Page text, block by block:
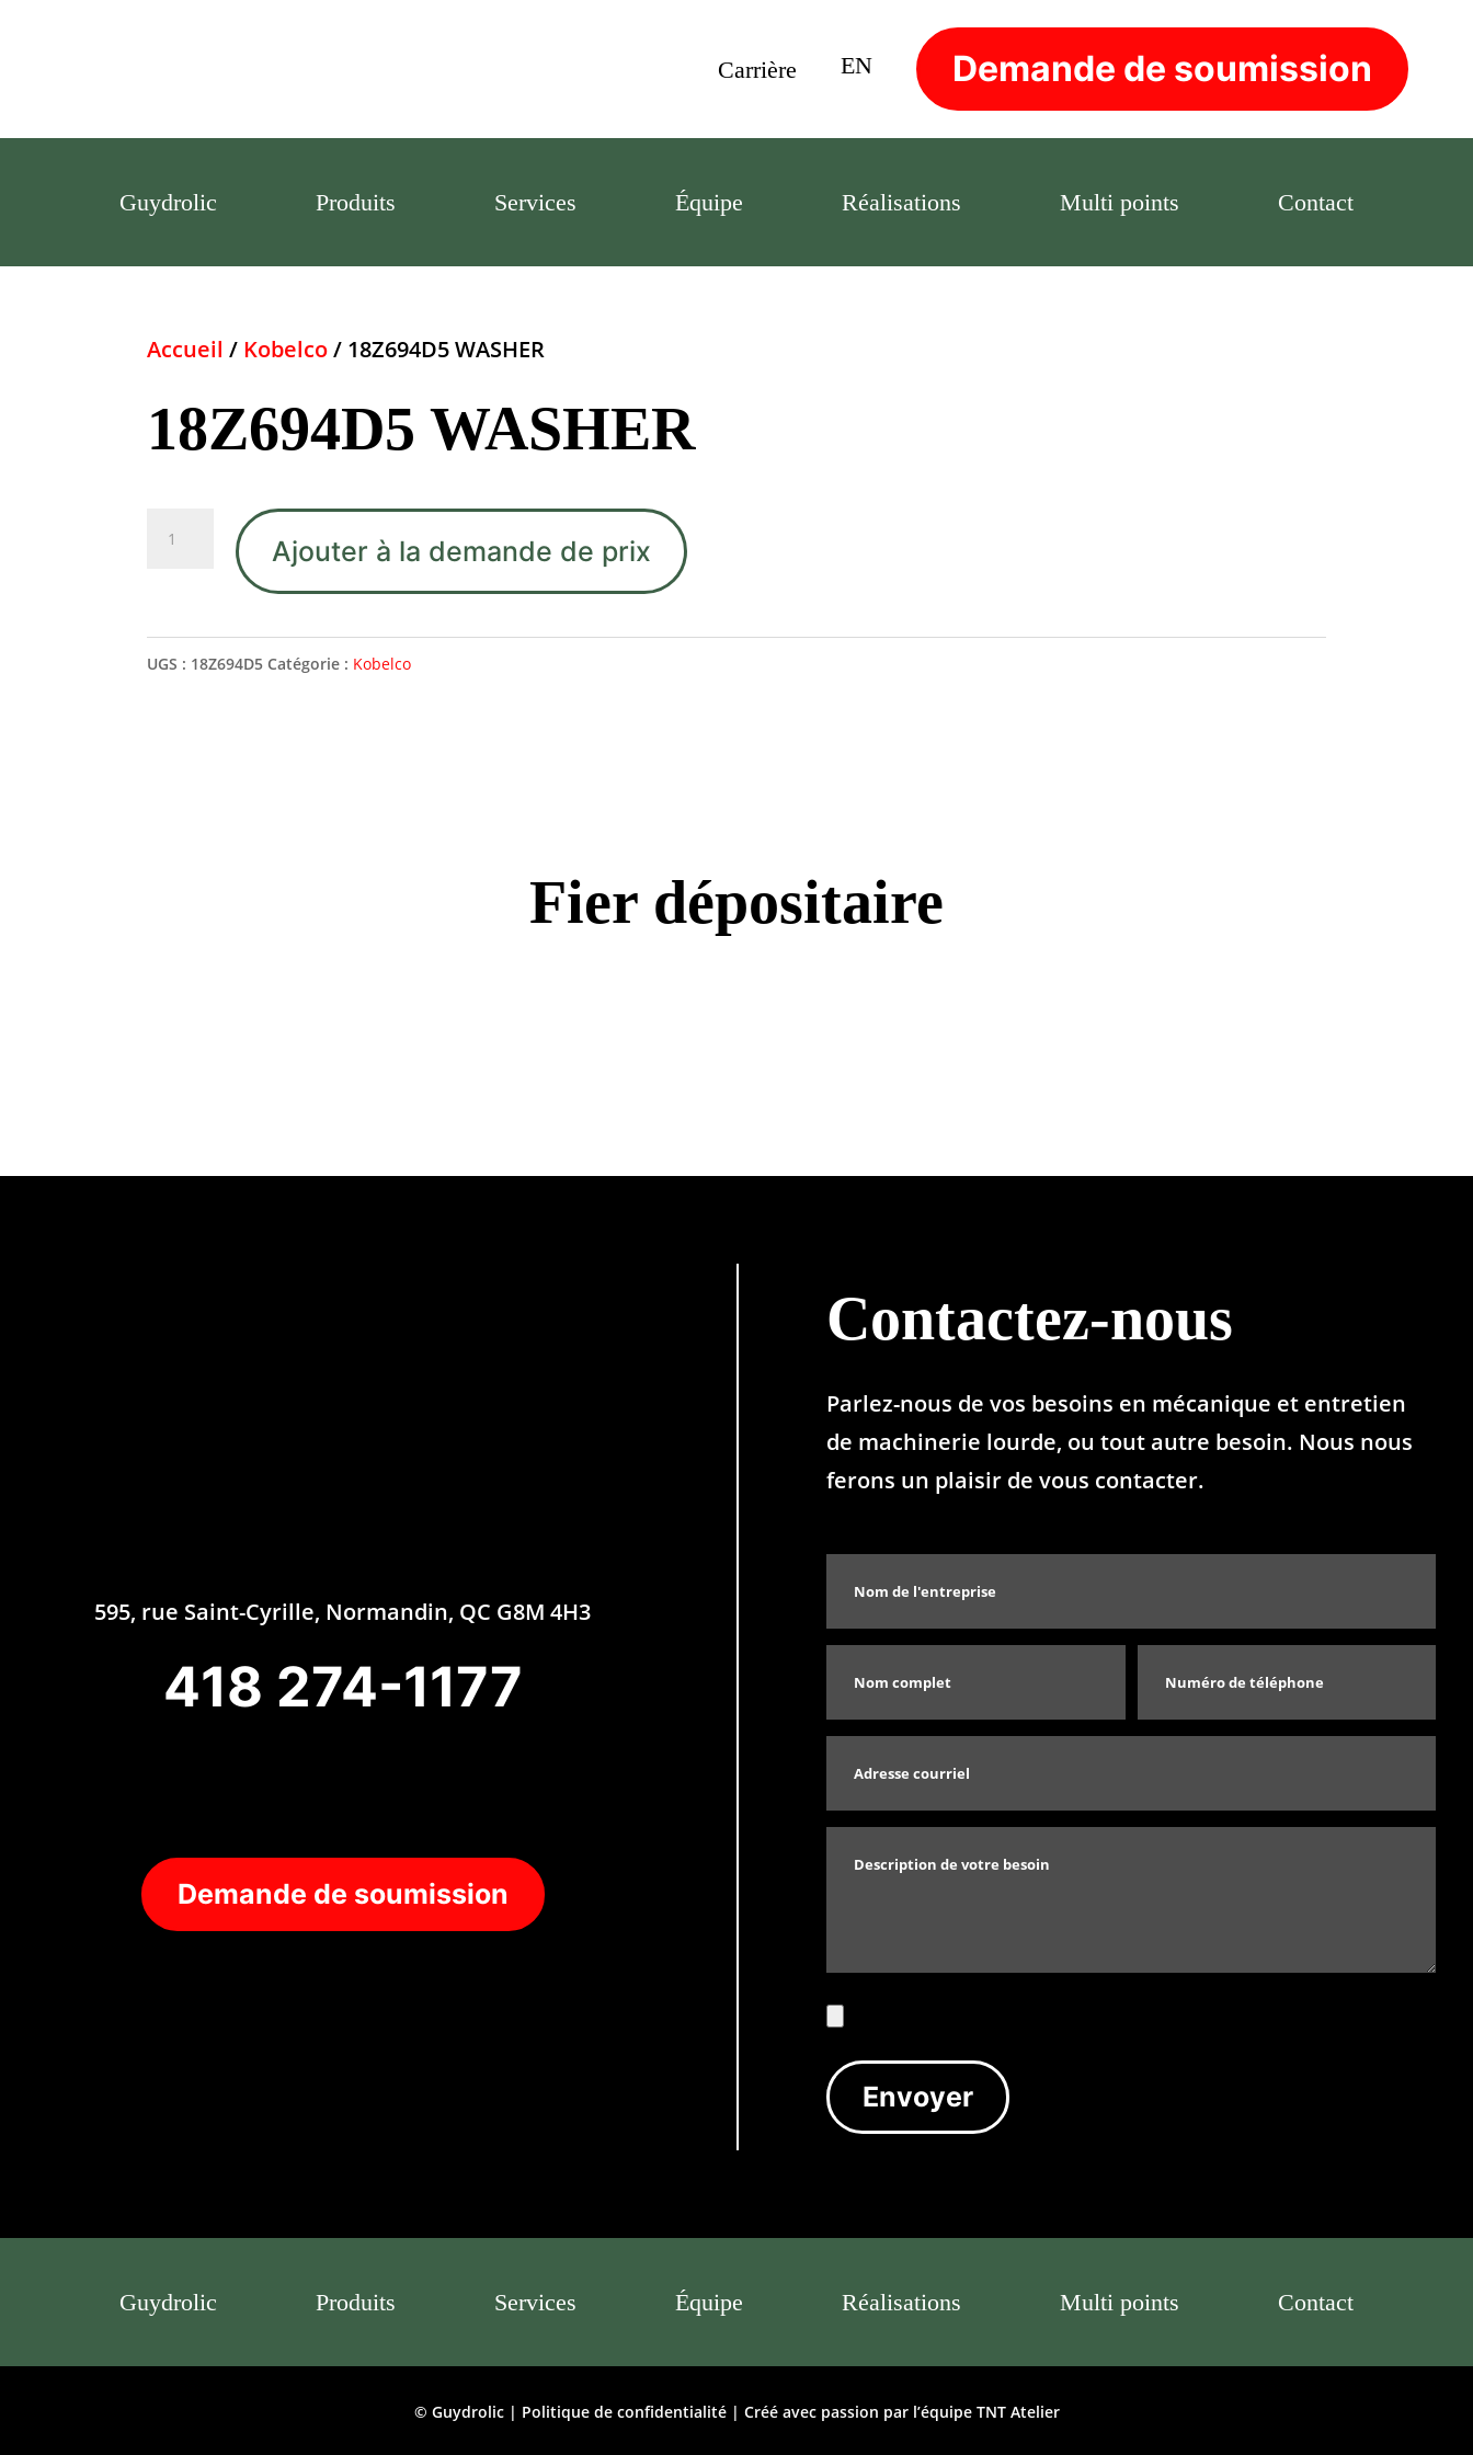
Carrière EN Demande de soumission
Guydrolic Produits Services Équipe Réalisations Multi points Contact
Accueil / Kobelco/ 18Z694D5 WASHER
18Z694D5 WASHER
quantité
WASHER
Ajouter à la demande de prix
UGS : 18Z694D5 Catégorie : Kobelco
Fier dépositaire
595, rue Saint-Cyrille, Normandin, QC G8M 4H3
418 274-1177
Demande de soumission
Contactez-nous
Parlez-nous de vos besoins en mécanique et entretien
de machinerie lourde, ou tout autre besoin. Nous nous
ferons un plaisir de vous contacter.
Guydrolic Produits Services Équipe Réalisations Multi points Contact
© Guydrolic | Politique de confidentialité| Créé avec passion par l’équipe TNT Atelier